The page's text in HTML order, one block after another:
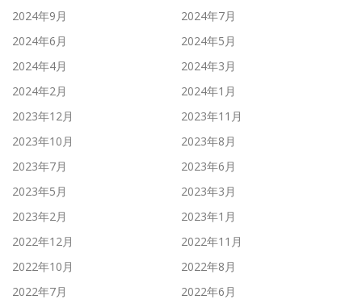
2024年9月
2024年7月
2024年6月
2024年5月
2024年4月
2024年3月
2024年2月
2024年1月
2023年12月
2023年11月
2023年10月
2023年8月
2023年7月
2023年6月
2023年5月
2023年3月
2023年2月
2023年1月
2022年12月
2022年11月
2022年10月
2022年8月
2022年7月
2022年6月